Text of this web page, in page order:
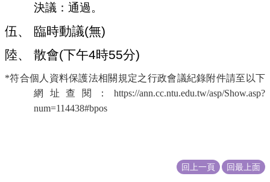
決議：通過。
伍、 臨時動議(無)
陸、
散會(下午4時55分)
*符合個人資料保護法相關規定之行政會議紀錄附件請至以下
網址查閱：https://ann.cc.ntu.edu.tw/asp/Show.asp?
num=114438#bpos
回上一頁 回最上面